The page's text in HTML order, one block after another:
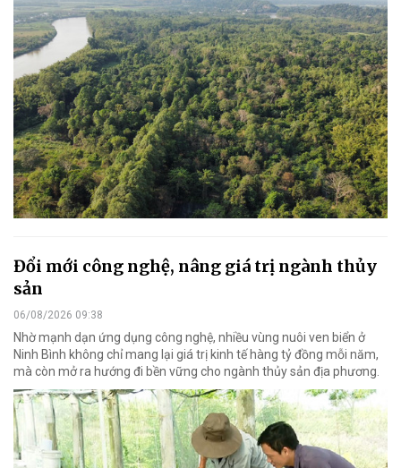
Đổi mới công nghệ, nâng giá trị ngành thủy
sản
06/08/2026 09:38
Nhờ mạnh dạn ứng dụng công nghệ, nhiều vùng nuôi ven biển ở
Ninh Bình không chỉ mang lại giá trị kinh tế hàng tỷ đồng mỗi năm,
mà còn mở ra hướng đi bền vững cho ngành thủy sản địa phương.